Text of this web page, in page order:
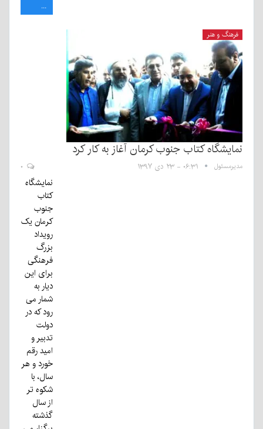
...
فرهنگ و هنر
نمایشگاه کتاب جنوب کرمان آغاز به کار کرد
مدیرمسئول ۰۶:۳۱ - ۲۳ دی ۱۳۹۷
نمایشگاه
کتاب
جنوب
کرمان یک
رویداد
بزرگ
فرهنگی
برای این
دیار به
شمار می
رود که در
دولت
تدبیر و
امید رقم
خورد و هر
سال، با
شکوه تر
از سال
گذشته